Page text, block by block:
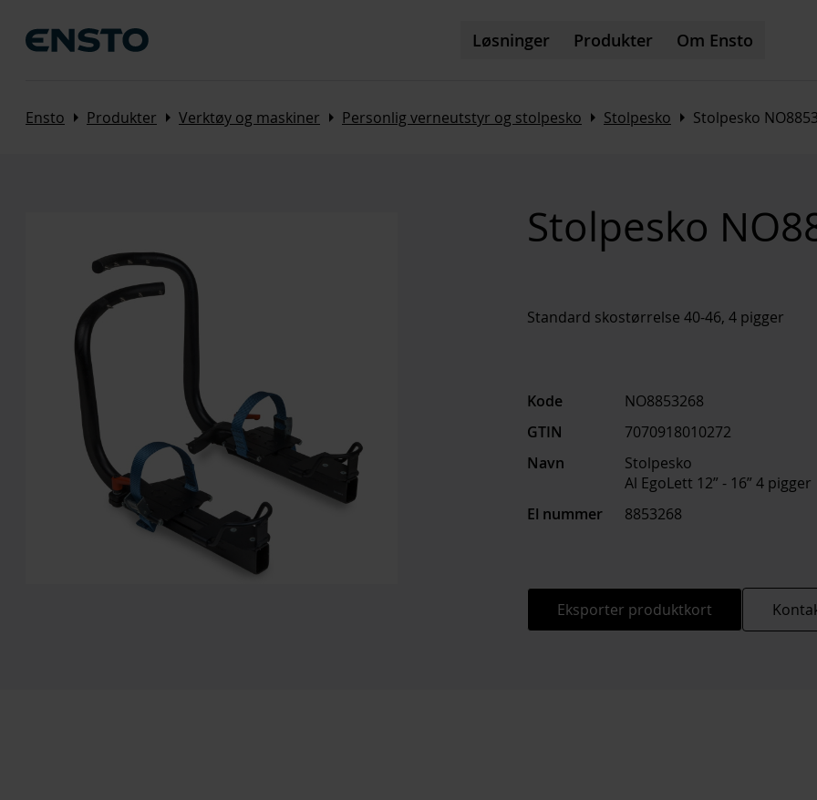
Løsninger Produkter Om Ensto
Ensto Arrow_right Produkter Arrow_right Verktøy og maskiner Arrow_right Personlig verneutstyr og stolpesko Arrow_right Stolpesko Arrow_right Stolpesko
Stolpesko
Standard skostørrelse 40-46, 4 pigger
Kode
NO8853268
GTIN
7070918010272
Navn
Stolpesko
Al EgoLett 12” - 16” 4 pigger
El nummer
8853268
Eksporter produktkort